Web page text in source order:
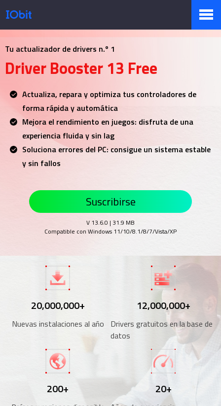
Productos
Tienda
Pressroom
Tu actualizador de drivers n.º 1
Driver Booster 13 Free
Actualiza, repara y optimiza tus controladores de
forma rápida y automática
Mejora el rendimiento en juegos: disfruta de una
experiencia fluida y sin lag
Soluciona errores del PC: consigue un sistema estable
y sin fallos
Suscribirse
V 13.6.0 | 31.9 MB
Compatible con Windows 11/10/8.1/8/7/Vista/XP
20,000,000+
Nuevas instalaciones al año
12,000,000+
Drivers gratuitos en la base de
datos
200+ 20+